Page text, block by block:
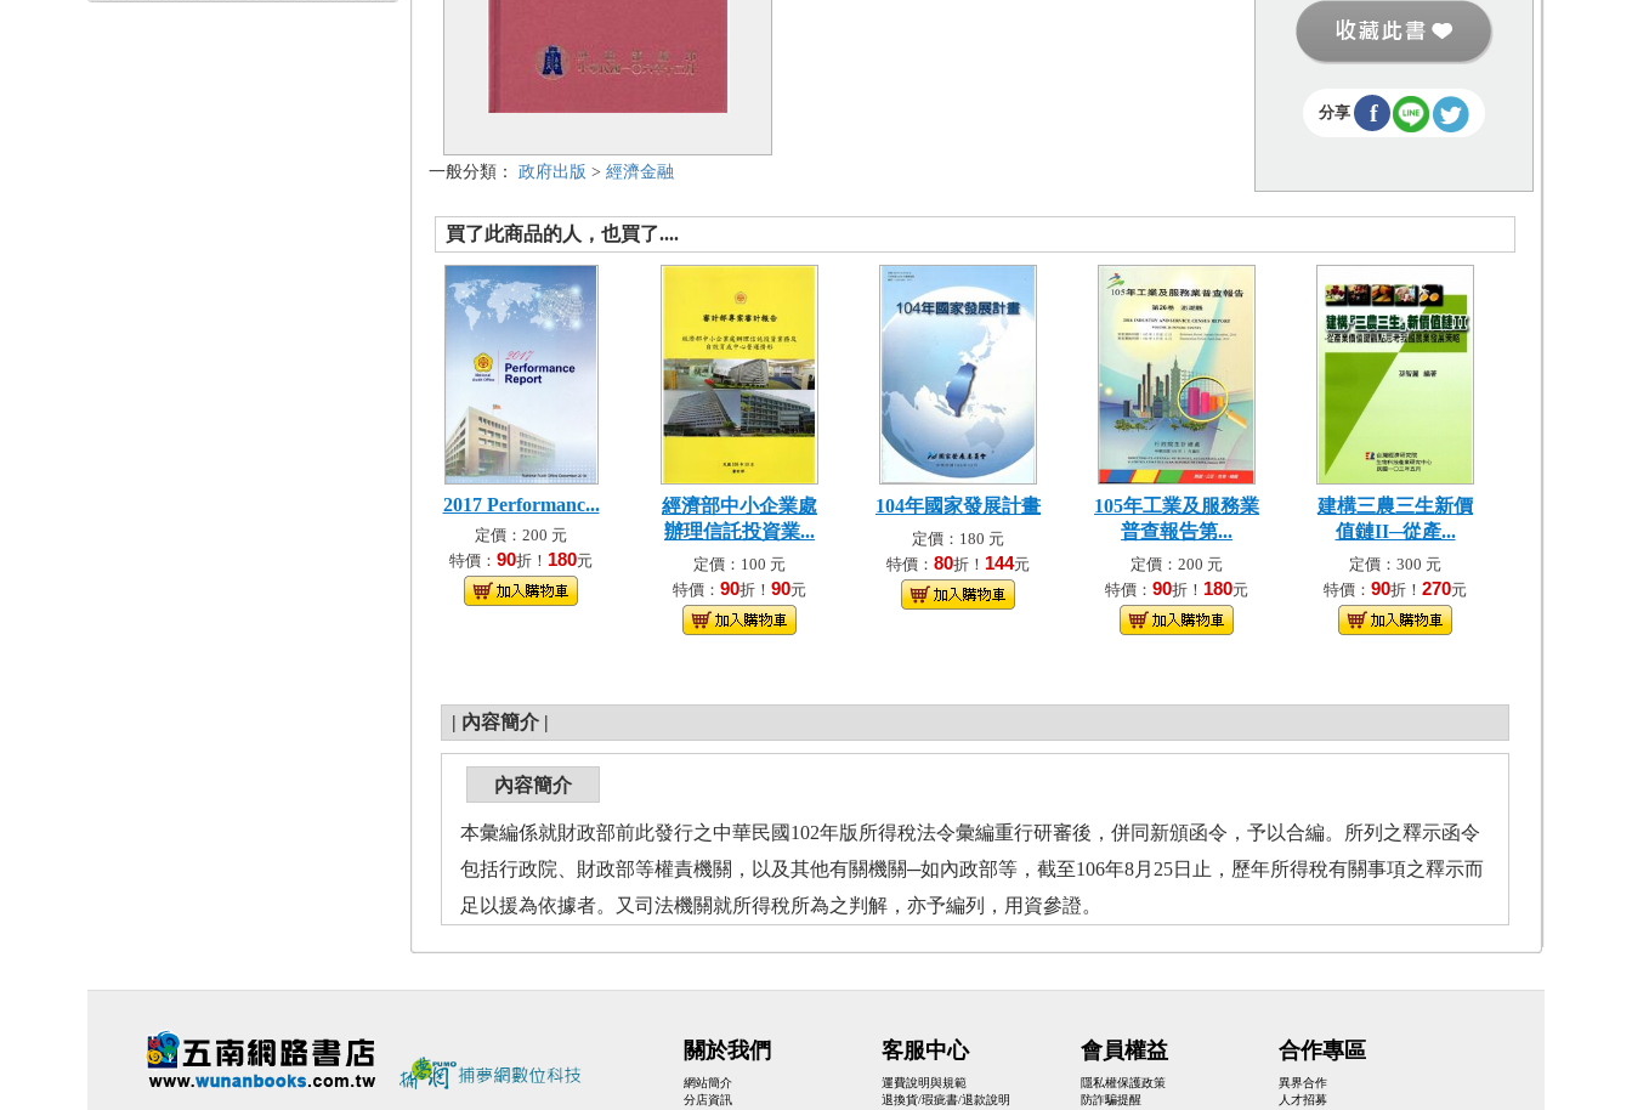
一般分類： 政府出版 > 經濟金融
分享 f
買了此商品的人，也買了....
2017 Performanc...
定價：200 元
特價： 90折！ 180元
經濟部中小企業處
辦理信託投資業...
定價：100 元
特價： 90折！ 90元
104年國家發展計畫
定價：180 元
特價： 80折！ 144元
105年工業及服務業
普查報告第...
定價：200 元
特價： 90折！ 180元
建構三農三生新價
值鏈II─從產...
定價：300 元
特價： 90折！ 270元
| 內容簡介 |
內容簡介
本彙編係就財政部前此發行之中華民國102年版所得稅法令彙編重行研審後，併同新頒函令，予以合編。所列之釋示函令
包括行政院、財政部等權責機關，以及其他有關機關─如內政部等，截至106年8月25日止，歷年所得稅有關事項之釋示而
足以援為依據者。又司法機關就所得稅所為之判解，亦予編列，用資參證。
關於我們
網站簡介
分店資訊
客服中心
運費說明與規範
退換貨/瑕疵書/退款說明
會員權益
隱私權保護政策
防詐騙提醒
合作專區
異界合作
人才招募